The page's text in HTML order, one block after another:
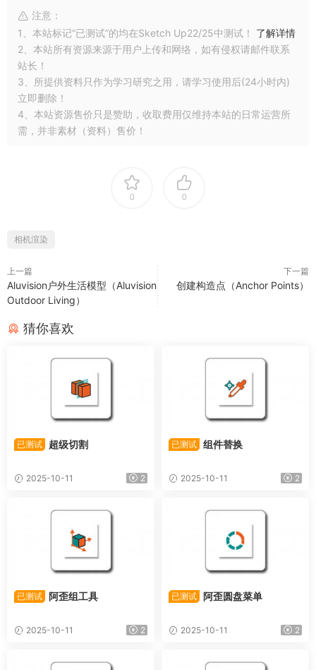
注意：
1、本站标记“已测试”的均在Sketch Up22/25中测试！ 了解详情
2、本站所有资源来源于用户上传和网络，如有侵权请邮件联系
站长！
3、所提供资料只作为学习研究之用，请学习使用后(24小时内)
立即删除！
4、本站资源售价只是赞助，收取费用仅维持本站的日常运营所
需，并非素材（资料）售价！
0 0
相机渲染
上一篇
Aluvision户外生活模型（Aluvision
Outdoor Living）
下一篇
创建构造点（Anchor Points）
猜你喜欢
已测试 超级切割
2025-10-11 2
已测试 组件替换
2025-10-11 2
已测试 阿歪组工具
2025-10-11 2
已测试 阿歪圆盘菜单
2025-10-11 2